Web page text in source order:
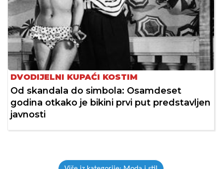
DVODIJELNI KUPAĆI KOSTIM
Od skandala do simbola: Osamdeset
godina otkako je bikini prvi put predstavljen
javnosti